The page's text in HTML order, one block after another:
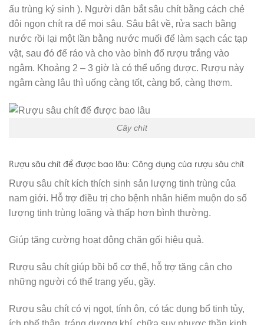
ấu trùng ký sinh ). Người dân bắt sâu chít bằng cách chẻ
đôi ngọn chít ra để moi sâu. Sâu bắt về, rửa sạch bằng
nước rồi lại một lần bằng nước muối để làm sạch các tạp
vật, sau đó để ráo và cho vào bình đổ rượu trắng vào
ngâm. Khoảng 2 – 3 giờ là có thể uống được. Rượu này
ngâm càng lâu thì uống càng tốt, càng bổ, càng thơm.
Cây chít
Rượu sâu chít để được bao lâu: Công dụng của rượu sâu chít
Rượu sâu chít kích thích sinh sản lượng tinh trùng của
nam giới. Hỗ trợ điều trị cho bệnh nhân hiếm muộn do số
lượng tinh trùng loãng và thấp hơn bình thường.
Giúp tăng cường hoạt động chăn gối hiệu quả.
Rượu sâu chít giúp bồi bổ cơ thể, hỗ trợ tăng cân cho
những người có thể trang yếu, gầy.
Rượu sâu chít có vị ngọt, tính ôn, có tác dụng bổ tinh tủy,